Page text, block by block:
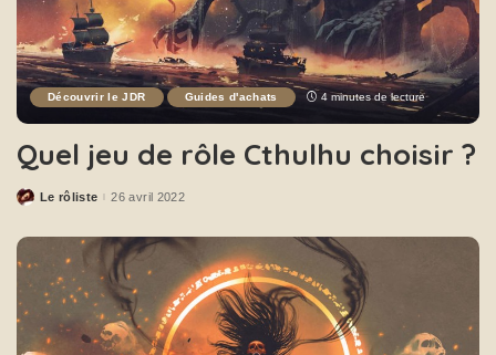
Découvrir le JDR Guides d'achats 4 minutes de lecture
Quel jeu de rôle Cthulhu choisir ?
Le rôliste 26 avril 2022